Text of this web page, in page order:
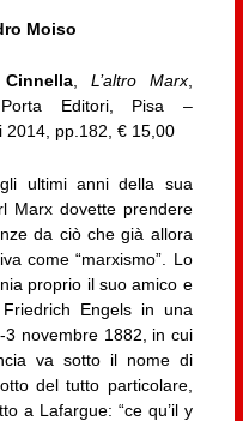
Moiso
,L’altro Marx,
Editori, Pisa –
2014, pp.182, € 15,00
ultimi anni della sua
Marx dovette prendere
da ciò che già allora
come “marxismo”. Lo
proprio il suo amico e
Engels in una
3 novembre 1882, in cui
va sotto il nome di
del tutto particolare,
a Lafargue: “ce qu’il y